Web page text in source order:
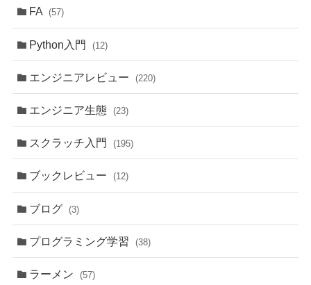
FA (57)
Python入門 (12)
エンジニアレビュー (220)
エンジニア生態 (23)
スクラッチ入門 (195)
ブックレビュー (12)
ブログ (3)
プログラミング学習 (38)
ラーメン (57)